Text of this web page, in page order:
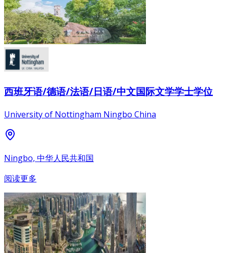
西班牙语/德语/法语/日语/中文国际文学学士学位
University of Nottingham Ningbo China
Ningbo, 中华人民共和国
阅读更多